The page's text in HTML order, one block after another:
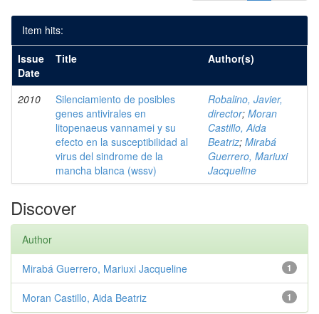
Item hits:
Issue
Date
Title Author(s)
2010
Silenciamiento de posibles
genes antivirales en
litopenaeus vannamei y su
efecto en la susceptibilidad al
virus del sindrome de la
mancha blanca (wssv)
Robalino, Javier,
director; Moran
Castillo, Aida
Beatriz; Mirabá
Guerrero, Mariuxi
Jacqueline
Discover
Author
1
Mirabá Guerrero, Mariuxi Jacqueline
1
Moran Castillo, Aida Beatriz